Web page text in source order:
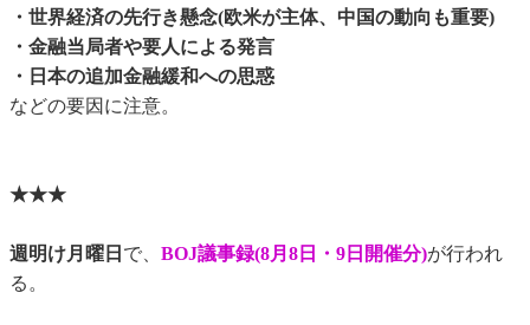
・世界経済の先行き懸念(欧米が主体、中国の動向も重要)
・金融当局者や要人による発言
・日本の追加金融緩和への思惑
などの要因に注意。
★★★
週明け月曜日 で、 BOJ議事録(8月8日・9日開催分)が行われ
る。